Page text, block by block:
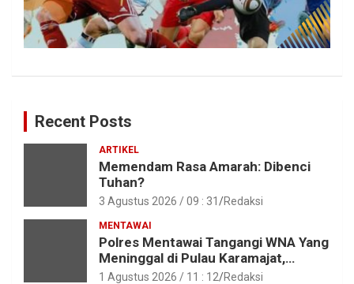
Recent Posts
ARTIKEL
Memendam Rasa Amarah: Dibenci
Tuhan?
3 Agustus 2026 / 09 : 31 Redaksi
MENTAWAI
Polres Mentawai Tangangi WNA Yang
Meninggal di Pulau Karamajat,
Sibaday
1 Agustus 2026 / 11 : 12 Redaksi